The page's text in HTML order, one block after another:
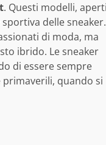
. Questi modelli,
delle sneaker.
di moda, ma
ibrido. Le sneaker
di essere sempre
quando si